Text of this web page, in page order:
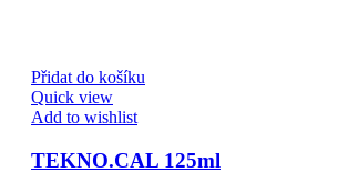
Přidat do košíku
Quick view
Add to wishlist
TEKNO.CAL 125ml